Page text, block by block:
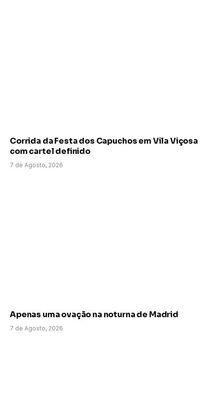
Corrida da Festa dos Capuchos em Vila Viçosa
com cartel definido
7 de Agosto, 2026
Apenas uma ovação na noturna de Madrid
7 de Agosto, 2026